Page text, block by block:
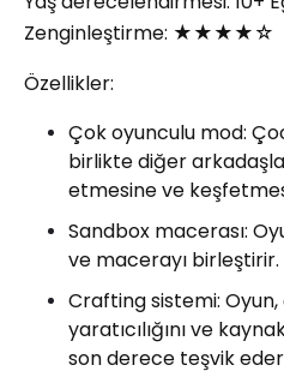
Zenginleştirme: ★★★★☆
Özellikler:
Çok oyunculu mod:
birlikte diğer
etmesine ve
Sandbox macerası:
ve macerayı birleştirir.
Crafting sistemi: Oyun,
yaratıcılığını ve
son derece teşvik